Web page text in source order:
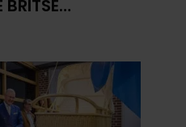
BRITSE